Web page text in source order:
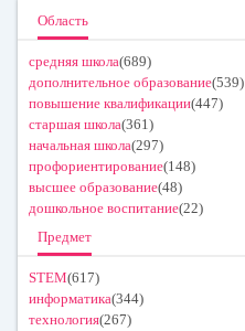
Область
средняя школа(689)
дополнительное образование(539)
повышение квалификации(447)
старшая школа(361)
начальная школа(297)
профориентирование(148)
высшее образование(48)
дошкольное воспитание(22)
Предмет
STEM(617)
информатика(344)
технология(267)